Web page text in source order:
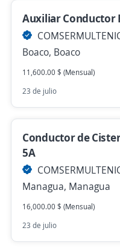
Auxiliar Conductor
Boaco, Boaco
11,600.00 $ (Mensual)
23 de julio
Conductor de
5A
Managua, Managua
16,000.00 $ (Mensual)
23 de julio